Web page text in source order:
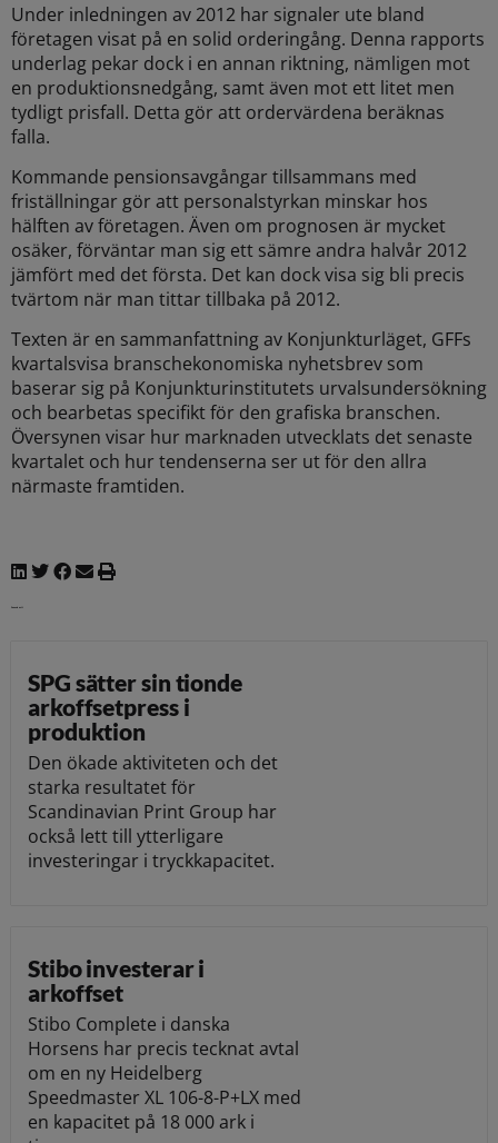
Under inledningen av 2012 har signaler ute bland
företagen visat på en solid orderingång. Denna rapports
underlag pekar dock i en annan riktning, nämligen mot
en produktionsnedgång, samt även mot ett litet men
tydligt prisfall. Detta gör att ordervärdena beräknas
falla.
Kommande pensionsavgångar tillsammans med
friställningar gör att personalstyrkan minskar hos
hälften av företagen. Även om prognosen är mycket
osäker, förväntar man sig ett sämre andra halvår 2012
jämfört med det första. Det kan dock visa sig bli precis
tvärtom när man tittar tillbaka på 2012.
Texten är en sammanfattning av Konjunkturläget, GFFs
kvartalsvisa branschekonomiska nyhetsbrev som
baserar sig på Konjunkturinstitutets urvalsundersökning
och bearbetas specifikt för den grafiska branschen.
Översynen visar hur marknaden utvecklats det senaste
kvartalet och hur tendenserna ser ut för den allra
närmaste framtiden.
SPG sätter sin tionde
arkoffsetpress i
produktion
Den ökade aktiviteten och det
starka resultatet för
Scandinavian Print Group har
också lett till ytterligare
investeringar i tryckkapacitet.
Stibo investerar i
arkoffset
Stibo Complete i danska
Horsens har precis tecknat avtal
om en ny Heidelberg
Speedmaster XL 106-8-P+LX med
en kapacitet på 18 000 ark i